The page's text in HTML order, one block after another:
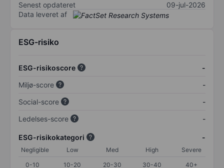
Senest opdateret
09-jul-2026
Data leveret af
ESG-risiko
ESG-risikoscore
-
Miljø-score
-
Social-score
-
Ledelses-score
-
ESG-risikokategori -
Negligible Low Med High
Severe
0-10
10-20 20-30 30-40 40+